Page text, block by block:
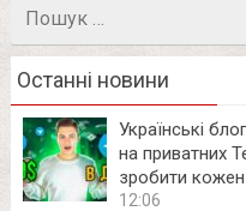
Останні новини
Українські
на приватних
зробити кожен
12:06